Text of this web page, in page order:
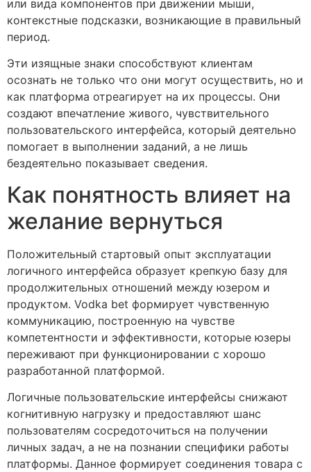
или вида компонентов при движении мыши,
контекстные подсказки, возникающие в правильный
период.
Эти изящные знаки способствуют клиентам
осознать не только что они могут осуществить, но и
как платформа отреагирует на их процессы. Они
создают впечатление живого, чувствительного
пользовательского интерфейса, который деятельно
помогает в выполнении заданий, а не лишь
бездеятельно показывает сведения.
Как понятность влияет на
желание вернуться
Положительный стартовый опыт эксплуатации
логичного интерфейса образует крепкую базу для
продолжительных отношений между юзером и
продуктом. Vodka bet формирует чувственную
коммуникацию, построенную на чувстве
компетентности и эффективности, которые юзеры
переживают при функционировании с хорошо
разработанной платформой.
Логичные пользовательские интерфейсы снижают
когнитивную нагрузку и предоставляют шанс
пользователям сосредоточиться на получении
личных задач, а не на познании специфики работы
платформы. Данное формирует соединения товара с